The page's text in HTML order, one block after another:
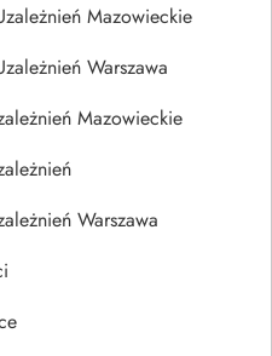
Mazowieckie
Warszawa
Mazowieckie
Warszawa